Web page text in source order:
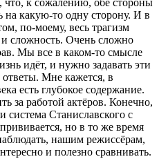
на какую-то одну сторону. И в
по-моему, весь трагизм
сложность. Очень сложно
Мы все в каком-то смысле
идёт, и нужно задавать эти
ответы. Мне кажется, в
есть глубокое содержание.
за работой актёров. Конечно,
система Станиславского с
но в то же время
нашим режиссёрам,
и полезно сравнивать.